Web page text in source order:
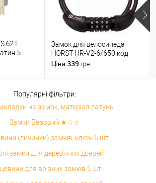
62T
5
Замок для велосипеда
HORST HR-V2-6/650 код
Ціна 339 грн.
Популярні фільтри:
на замок, матеріал латунь
Замки Базовий ★☆☆
(личинки) замків, ключі 5 шт
замки для дерев'яних дверей
для врізних замків 5 шт